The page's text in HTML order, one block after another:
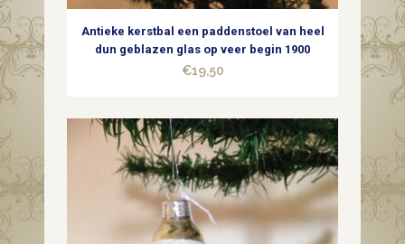
Antieke kerstbal een paddenstoel van heel
dun geblazen glas op veer begin 1900
€19,50